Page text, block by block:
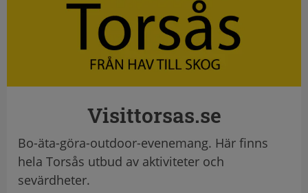
Visittorsas.se
Bo-äta-göra-outdoor-evenemang. Här finns
hela Torsås utbud av aktiviteter och
sevärdheter.